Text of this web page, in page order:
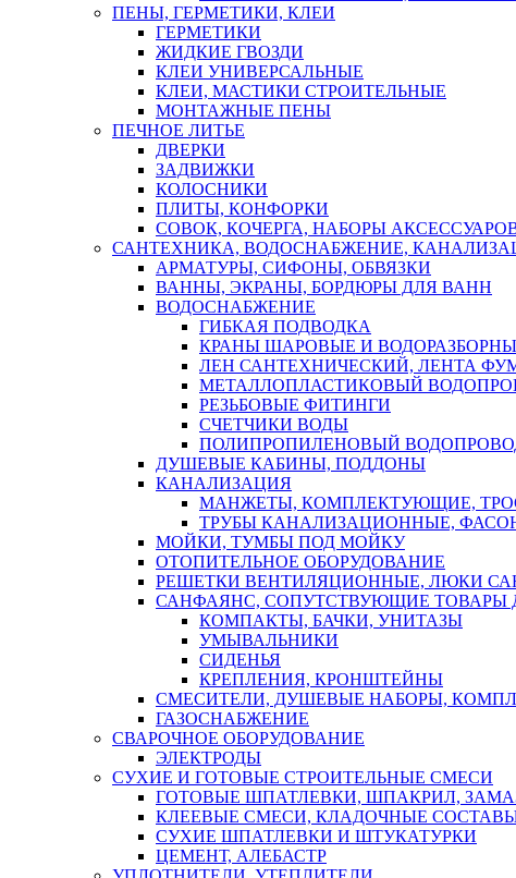
ПЕНЫ, ГЕРМЕТИКИ, КЛЕИ
ГЕРМЕТИКИ
ЖИДКИЕ ГВОЗДИ
КЛЕИ УНИВЕРСАЛЬНЫЕ
КЛЕИ, МАСТИКИ СТРОИТЕЛЬНЫЕ
МОНТАЖНЫЕ ПЕНЫ
ПЕЧНОЕ ЛИТЬЕ
ДВЕРКИ
ЗАДВИЖКИ
КОЛОСНИКИ
ПЛИТЫ, КОНФОРКИ
СОВОК, КОЧЕРГА, НАБОРЫ
САНТЕХНИКА, ВОДОСНАБЖЕНИЕ,
АРМАТУРЫ, СИФОНЫ, ОБВЯЗКИ
ВАННЫ, ЭКРАНЫ, БОРДЮРЫ ДЛЯ ВАНН
ВОДОСНАБЖЕНИЕ
ГИБКАЯ ПОДВОДКА
КРАНЫ ШАРОВЫЕ И
ЛЕН САНТЕХНИЧЕСКИЙ, ЛЕНТА
МЕТАЛЛОПЛАСТИКОВЫЙ
РЕЗЬБОВЫЕ ФИТИНГИ
СЧЕТЧИКИ ВОДЫ
ПОЛИПРОПИЛЕНОВЫЙ
ДУШЕВЫЕ КАБИНЫ, ПОДДОНЫ
КАНАЛИЗАЦИЯ
МАНЖЕТЫ, КОМПЛЕКТУЮЩИЕ,
ТРУБЫ КАНАЛИЗАЦИОННЫЕ,
МОЙКИ, ТУМБЫ ПОД МОЙКУ
ОТОПИТЕЛЬНОЕ ОБОРУДОВАНИЕ
РЕШЕТКИ ВЕНТИЛЯЦИОННЫЕ, ЛЮКИ
САНФАЯНС, СОПУТСТВУЮЩИЕ ТОВАРЫ
КОМПАКТЫ, БАЧКИ, УНИТАЗЫ
УМЫВАЛЬНИКИ
СИДЕНЬЯ
КРЕПЛЕНИЯ, КРОНШТЕЙНЫ
СМЕСИТЕЛИ, ДУШЕВЫЕ НАБОРЫ,
ГАЗОСНАБЖЕНИЕ
СВАРОЧНОЕ ОБОРУДОВАНИЕ
ЭЛЕКТРОДЫ
СУХИЕ И ГОТОВЫЕ СТРОИТЕЛЬНЫЕ СМЕСИ
ГОТОВЫЕ ШПАТЛЕВКИ, ШПАКРИЛ,
КЛЕЕВЫЕ СМЕСИ, КЛАДОЧНЫЕ
СУХИЕ ШПАТЛЕВКИ И ШТУКАТУРКИ
ЦЕМЕНТ, АЛЕБАСТР